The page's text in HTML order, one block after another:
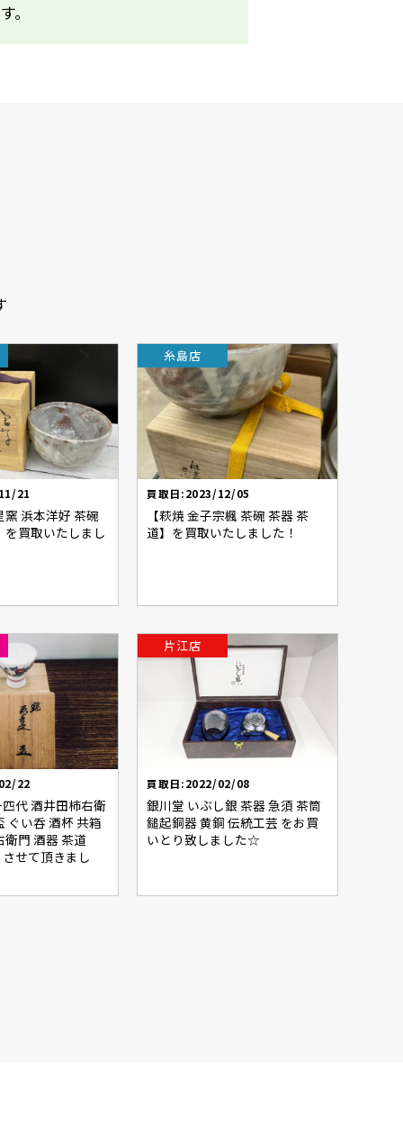
。
21
窯 浜本洋好 茶碗
を買取いたしまし
糸島店
買取日:2023/12/05
【萩焼 金子宗楓 茶碗 茶器 茶
道】を買取いたしました！
22
代 酒井田柿右衛
ぐい呑 酒杯 共箱
門 酒器 茶道
せて頂きまし
片江店
買取日:2022/02/08
銀川堂 いぶし銀 茶器 急須 茶筒
鎚起銅器 黄銅 伝統工芸 をお買
いとり致しました☆